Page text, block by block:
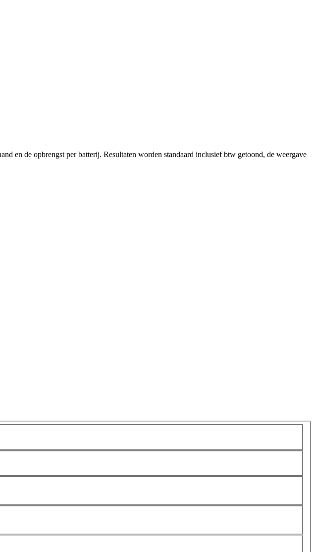
en de opbrengst per batterij. Resultaten worden standaard inclusief btw getoond, de weergave